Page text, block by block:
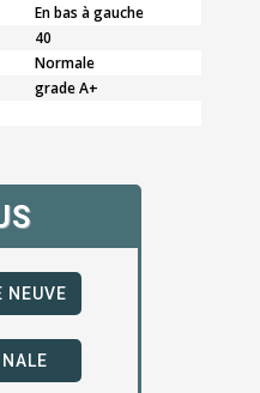
En bas à gauche
40
Normale
grade A+
NEUVE